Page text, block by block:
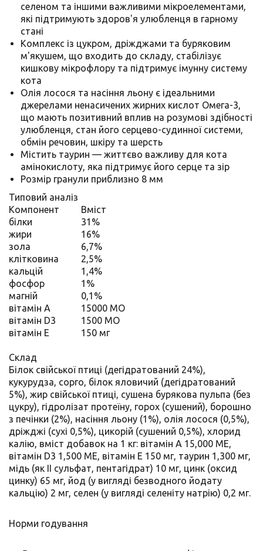
селеном та іншими важливими мікроелементами,
які підтримують здоров'я улюбленця в гарному
стані
Комплекс із цукром, дріжджами та буряковим
м'якушем, що входить до складу, стабілізує
кишкову мікрофлору та підтримує імунну систему
кота
Олія лосося та насіння льону є ідеальними
джерелами ненасичених жирних кислот Омега-3,
що мають позитивний вплив на розумові здібності
улюбленця, стан його серцево-судинної системи,
обмін речовин, шкіру та шерсть
Містить таурин — життєво важливу для кота
амінокислоту, яка підтримує його серце та зір
Розмір гранули приблизно 8 мм
Типовий аналіз
Компонент
Вміст
білки
31%
жири 16%
зола
6,7%
клітковина
2,5%
кальцій
1,4%
фосфор
1%
магній
0,1%
вітамін А
15000 МО
вітамін D3
1500 МО
вітамін E
150 мг
Склад
Білок свійської птиці (дегідратований 24%),
кукурудза, сорго, білок яловичий (дегідратований
5%), жир свійської птиці, сушена бурякова пульпа (без
цукру), гідролізат протеїну, горох (сушений), борошно
з печінки (2%), насіння льону (1%), олія лосося (0,5%),
дріжджі (сухі 0,5%), цикорій (сушений 0,5%), хлорид
калію, вміст добавок на 1 кг: вітамін А 15,000 МЕ,
вітамін D3 1,500 MЕ, вітамін Е 150 мг, таурин 1,300 мг,
мідь (як ІІ сульфат, пентагідрат) 10 мг, цинк (оксид
цинку) 65 мг, йод (у вигляді безводного йодату
кальцію) 2 мг, селен (у вигляді селеніту натрію) 0,2 мг.
Норми годування